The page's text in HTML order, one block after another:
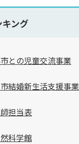
ング
との児童交流事業
結婚新生活支援事業
担当表
科学館